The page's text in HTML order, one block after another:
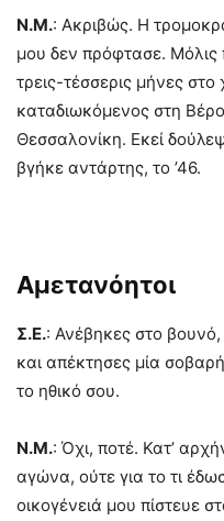
Ν.Μ.: Ακριβώς. Η
μου δεν πρόφτασε.
τρεις-τέσσερις μήνες
καταδιωκόμενος στη
Θεσσαλονίκη. Εκεί
βγήκε αντάρτης, το ’46.
Αμετανόητοι
Σ.Ε.: Ανέβηκες στο
και απέκτησες μία
το ηθικό σου.
Ν.Μ.: Όχι, ποτέ. Κατ’
αγώνα, ούτε για το τι
οικογένειά μου πίστευε